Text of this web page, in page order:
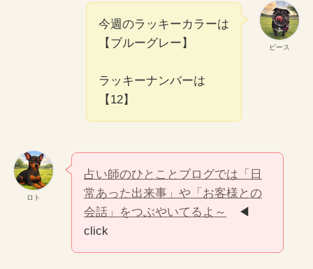
ピース
今週のラッキーカラーは
【ブルーグレー】
ラッキーナンバーは
【12】
ロト
占い師のひとことブログでは「日
常あった出来事」や「お客様との
会話」をつぶやいてるよ～
◀
click